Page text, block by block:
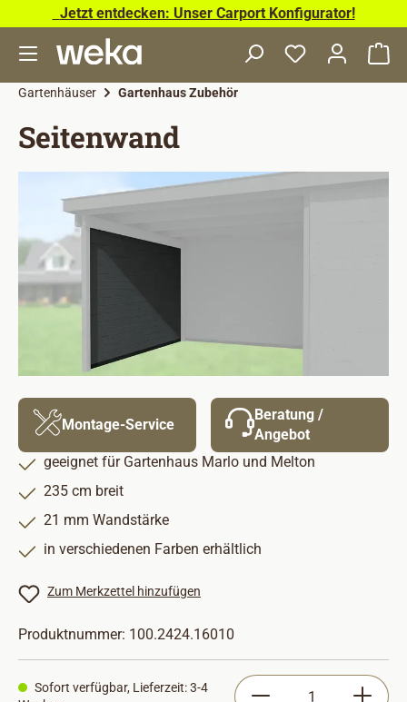
Zum Hauptinhalt springen
Jetzt entdecken: Unser Carport Konfigurator!
Gartenhäuser Gartenhaus Zubehör
Seitenwand
Bildergalerie überspringen
Montage-Service
Beratung /
Angebot
geeignet für Gartenhaus Marlo und Melton
235 cm breit
21 mm Wandstärke
in verschiedenen Farben erhältlich
Zum Merkzettel hinzufügen
Produktnummer: 100.2424.16010
Sofort verfügbar, Lieferzeit: 3-4
Produkt Anzahl: